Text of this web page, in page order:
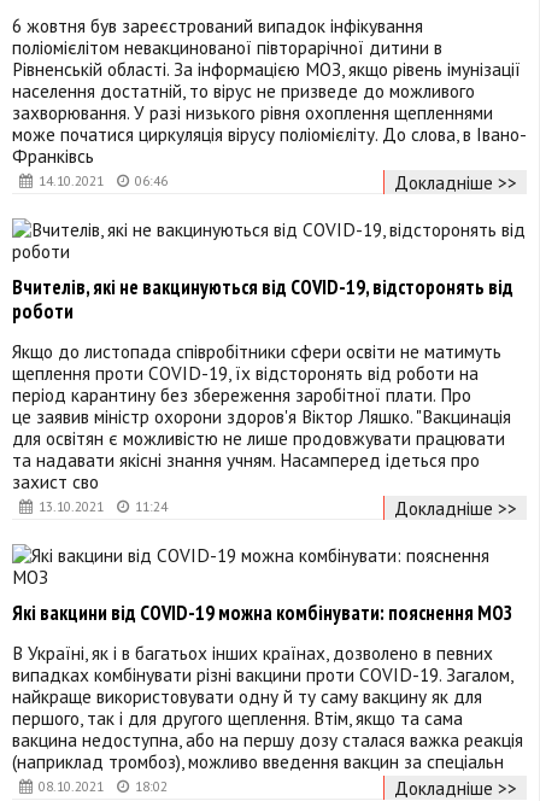
14.10.2021 06:46
6 жовтня був зареєстрований випадок інфікування
поліомієлітом невакцинованої півторарічної дитини в
Рівненській області. За інформацією МОЗ, якщо рівень імунізації
населення достатній, то вірус не призведе до можливого
захворювання. У разі низького рівня охоплення щепленнями
може початися циркуляція вірусу поліомієліту. До слова, в Івано-
Франківсь
Докладніше >>
13.10.2021 11:24
Вчителів, які не вакцинуються від COVID-19, відсторонять від
роботи
Якщо до листопада співробітники сфери освіти не матимуть
щеплення проти COVID-19, їх відсторонять від роботи на
період карантину без збереження заробітної плати. Про
це заявив міністр охорони здоров'я Віктор Ляшко. "Вакцинація
для освітян є можливістю не лише продовжувати працювати
та надавати якісні знання учням. Насамперед ідеться про
захист сво
Докладніше >>
08.10.2021 18:02
Які вакцини від COVID-19 можна комбінувати: пояснення МОЗ
В Україні, як і в багатьох інших країнах, дозволено в певних
випадках комбінувати різні вакцини проти COVID-19. Загалом,
найкраще використовувати одну й ту саму вакцину як для
першого, так і для другого щеплення. Втім, якщо та сама
вакцина недоступна, або на першу дозу сталася важка реакція
(наприклад тромбоз), можливо введення вакцин за спеціальн
Докладніше >>